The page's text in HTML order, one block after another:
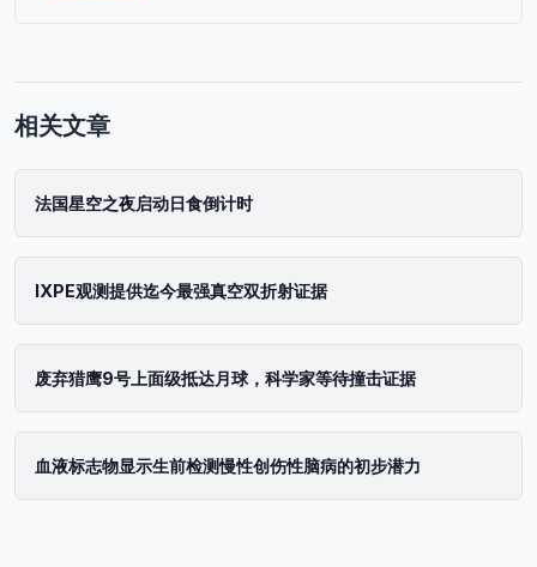
相关文章
法国星空之夜启动日食倒计时
IXPE观测提供迄今最强真空双折射证据
废弃猎鹰9号上面级抵达月球，科学家等待撞击证据
血液标志物显示生前检测慢性创伤性脑病的初步潜力